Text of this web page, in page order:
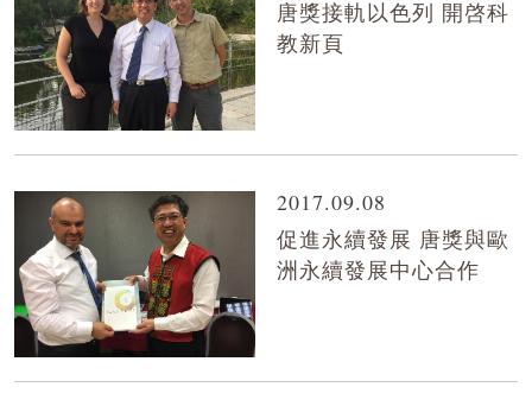
唐獎接軌以色列 開啓科
教新頁
2017.09.08
促進永續發展 唐獎與歐
洲永續發展中心合作